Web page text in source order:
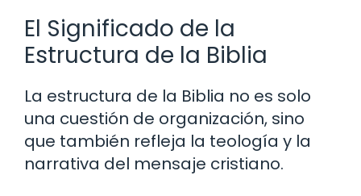
El Significado de la
Estructura de la Biblia
La estructura de la Biblia no es solo
una cuestión de organización, sino
que también refleja la teología y la
narrativa del mensaje cristiano.